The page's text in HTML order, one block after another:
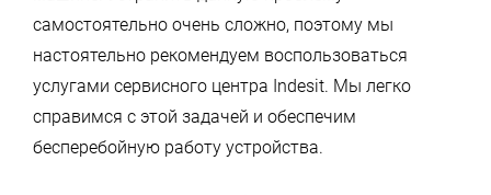
самостоятельно очень сложно, поэтому мы
настоятельно рекомендуем воспользоваться
услугами сервисного центра Indesit. Мы легко
справимся с этой задачей и обеспечим
бесперебойную работу устройства.